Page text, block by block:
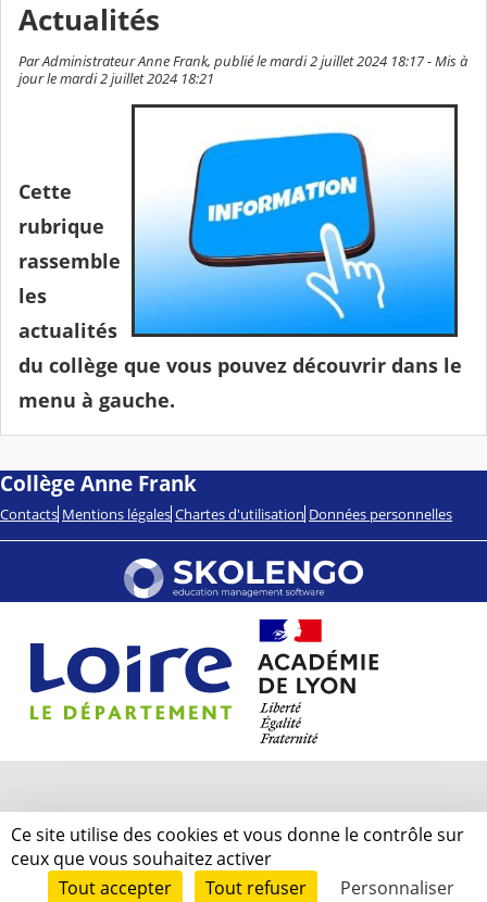
Actualités
Par Administrateur Anne Frank, publié le mardi 2 juillet 2024 18:17 - Mis à
jour le mardi 2 juillet 2024 18:21
Cette
rubrique
rassemble
les
actualités
du collège que vous pouvez découvrir dans le
menu à gauche.
Collège Anne Frank
Contacts Mentions légales Chartes d'utilisation Données personnelles
Ce site utilise des cookies et vous donne le contrôle sur
ceux que vous souhaitez activer
Tout accepter
Tout refuser Personnaliser